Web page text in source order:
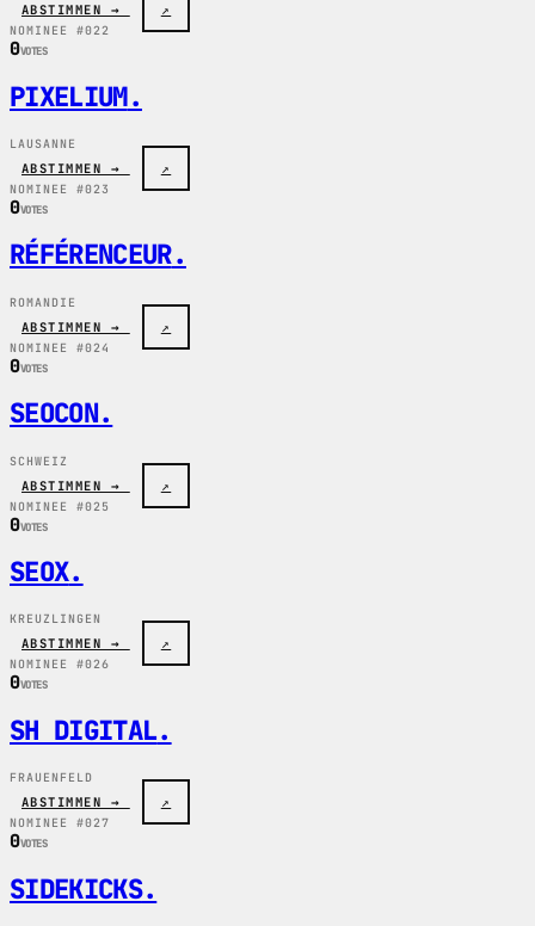
ABSTIMMEN → ↗
NOMINEE #022
0VOTES
PIXELIUM.
LAUSANNE
ABSTIMMEN → ↗
NOMINEE #023
0VOTES
RÉFÉRENCEUR.
ROMANDIE
ABSTIMMEN → ↗
NOMINEE #024
0VOTES
SEOCON.
SCHWEIZ
ABSTIMMEN → ↗
NOMINEE #025
0VOTES
SEOX.
KREUZLINGEN
ABSTIMMEN → ↗
NOMINEE #026
0VOTES
SH DIGITAL.
FRAUENFELD
ABSTIMMEN → ↗
NOMINEE #027
0VOTES
SIDEKICKS.